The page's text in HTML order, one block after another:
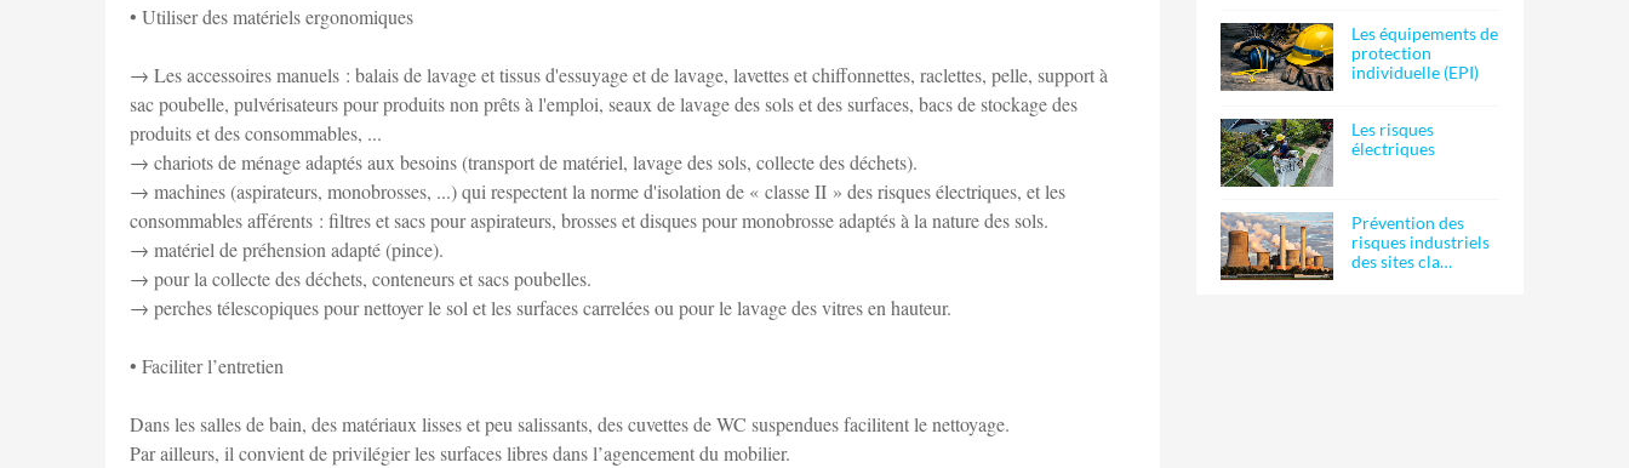
• Utiliser des matériels ergonomiques
→ Les accessoires manuels : balais de lavage et tissus d'essuyage et de lavage, lavettes et chiffonnettes, raclettes, pelle, support à
sac poubelle, pulvérisateurs pour produits non prêts à l'emploi, seaux de lavage des sols et des surfaces, bacs de stockage des
produits et des consommables, ...
→ chariots de ménage adaptés aux besoins (transport de matériel, lavage des sols, collecte des déchets).
→ machines (aspirateurs, monobrosses, ...) qui respectent la norme d'isolation de « classe II » des risques électriques, et les
consommables afférents : filtres et sacs pour aspirateurs, brosses et disques pour monobrosse adaptés à la nature des sols.
→ matériel de préhension adapté (pince).
→ pour la collecte des déchets, conteneurs et sacs poubelles.
→ perches télescopiques pour nettoyer le sol et les surfaces carrelées ou pour le lavage des vitres en hauteur.
• Faciliter l’entretien
Dans les salles de bain, des matériaux lisses et peu salissants, des cuvettes de WC suspendues facilitent le nettoyage.
Par ailleurs, il convient de privilégier les surfaces libres dans l’agencement du mobilier.
Les équipements de
protection
individuelle (EPI)
Les risques
électriques
Prévention des
risques industriels
des sites cla…